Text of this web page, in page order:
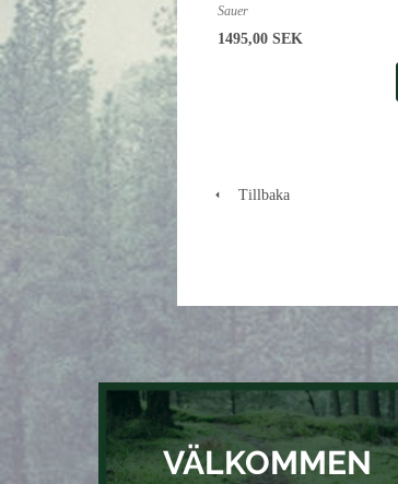
Sauer
1495,00 SEK
Tillbaka
VÄLKOMMEN